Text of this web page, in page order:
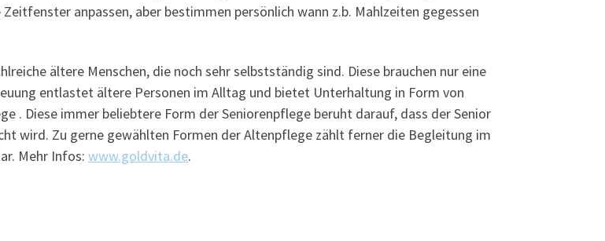
anpassen, aber bestimmen persönlich wann z.b. Mahlzeiten gegessen
ältere Menschen, die noch sehr selbstständig sind. Diese brauchen nur eine
entlastet ältere Personen im Alltag und bietet Unterhaltung in Form von
. Diese immer beliebtere Form der Seniorenpflege beruht darauf, dass der Senior
wird. Zu gerne gewählten Formen der Altenpflege zählt ferner die Begleitung im
Mehr Infos: www.goldvita.de.